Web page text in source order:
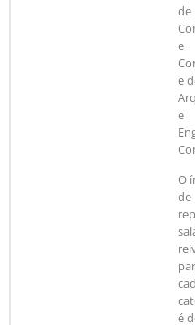
de
e
e
e
O
de
é